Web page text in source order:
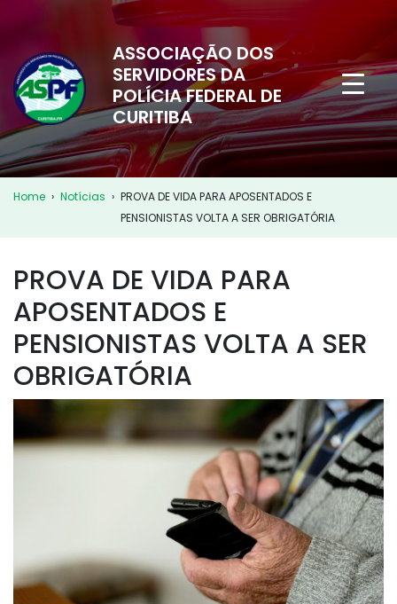
ASSOCIAÇÃO DOS
SERVIDORES DA
POLÍCIA FEDERAL DE
CURITIBA
Home › Notícias › PROVA DE VIDA PARA APOSENTADOS E
PENSIONISTAS VOLTA A SER OBRIGATÓRIA
PROVA DE VIDA PARA
APOSENTADOS E
PENSIONISTAS VOLTA A SER
OBRIGATÓRIA